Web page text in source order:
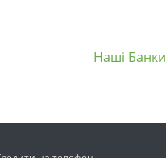
Наші Банки